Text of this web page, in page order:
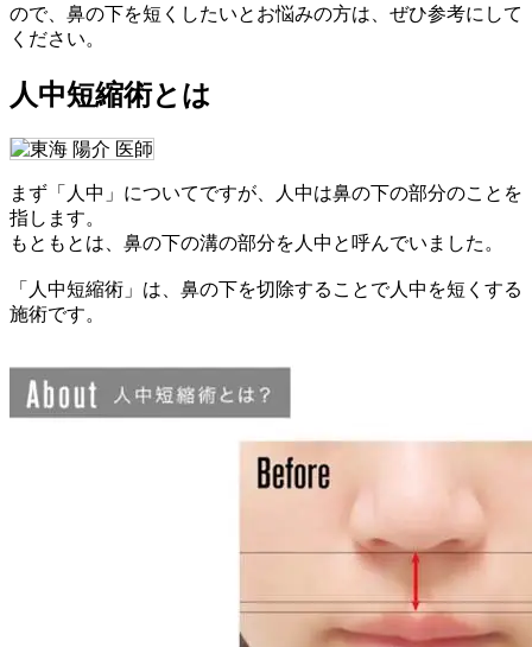
ので、鼻の下を短くしたいとお悩みの方は、ぜひ参考にして
ください。
人中短縮術とは
まず「人中」についてですが、人中は鼻の下の部分のことを
指します。
もともとは、鼻の下の溝の部分を人中と呼んでいました。
「人中短縮術」は、鼻の下を切除することで人中を短くする
施術です。